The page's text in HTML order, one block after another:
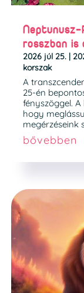
rosszban is
2026 júl 25. |
korszak
A
25-én
fényszöggel.
hogy
megérzéseink
bővebben